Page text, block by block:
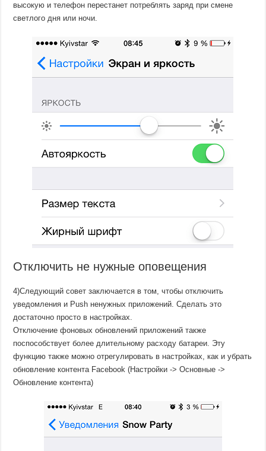
высокую и телефон перестанет потреблять заряд при смене
светлого дня или ночи.
Отключить не нужные оповещения
4)Следующий совет заключается в том, чтобы отключить
уведомления и Push ненужных приложений. Сделать это
достаточно просто в настройках.
Отключение фоновых обновлений приложений также
поспособствует более длительному расходу батареи. Эту
функцию также можно отрегулировать в настройках, как и убрать
обновление контента Facebook (Настройки -> Основные ->
Обновление контента)